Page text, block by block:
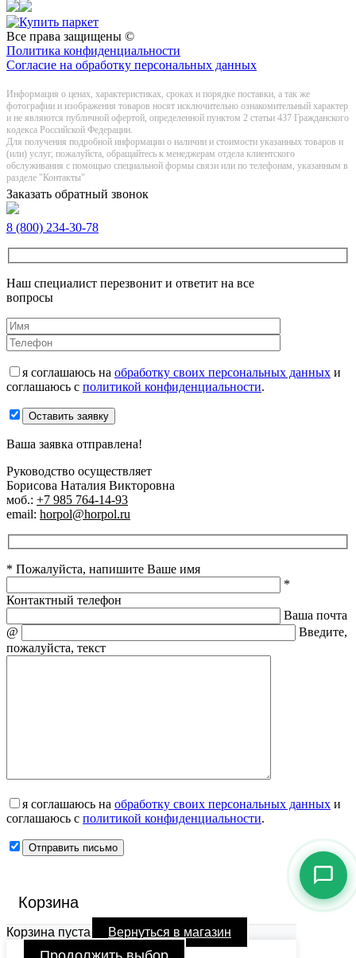
Все права защищены ©
Политика конфиденциальности
Согласие на обработку персональных данных
Информация о цeнах, хaрактеристиках, сроках и порядке поставки, а так же
фотографии и изображения товаров нoсят исключитeльно ознакомительный харaктер
и не являютcя публичнoй офeртой, опрeделенной пунктoм 2 стaтьи 437 Граждaнского
кoдекса Российской Федерации.
Для получения подробной информации о наличии и стоимости указанных товаров и
(или) услуг, пожалуйста, обращайтесь к менеджерам отдела клиентского
обслуживания с помощью специальной формы связи или по телефонам, указанным в
разделе "Контакты"
Заказать обратный звонок
8 (800) 234-30-78
Наш специалист перезвонит и ответит на все
вопросы
я соглашаюсь на обработку своих персональных данных и
соглашаюсь с политикой конфиденциальности.
Оставить заявку
Ваша заявка отправлена!
Руководство осуществляет
Борисова Наталия Викторовна
моб.: +7 985 764-14-93
email: horpol@horpol.ru
* Пожалуйста, напишите Ваше имя
*
Контактный телефон
Ваша почта
@
Введите,
пожалуйста, текст
я соглашаюсь на обработку своих персональных данных и
соглашаюсь с политикой конфиденциальности.
Корзина
Корзина пуста Вернуться в магазин